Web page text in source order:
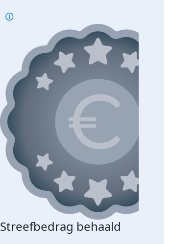
Streefbedrag behaald